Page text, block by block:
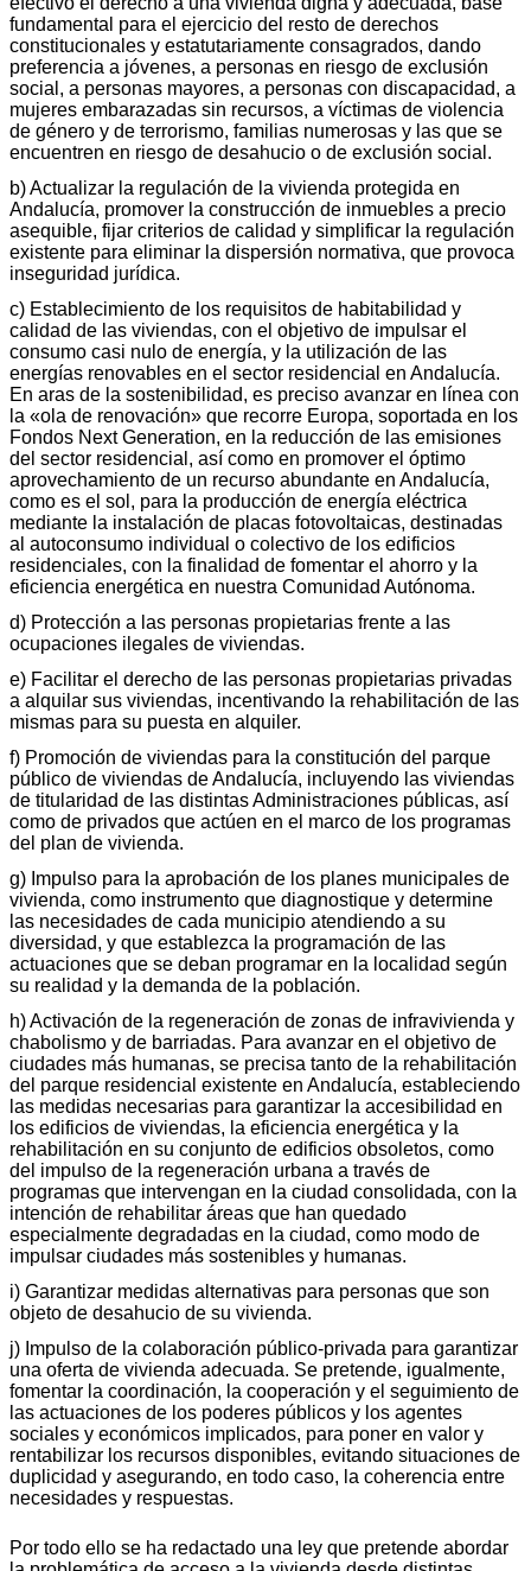
fundamental para el ejercicio del resto de derechos
constitucionales y estatutariamente consagrados, dando
preferencia a jóvenes, a personas en riesgo de exclusión
social, a personas mayores, a personas con discapacidad, a
mujeres embarazadas sin recursos, a víctimas de violencia
de género y de terrorismo, familias numerosas y las que se
encuentren en riesgo de desahucio o de exclusión social.
b) Actualizar la regulación de la vivienda protegida en
Andalucía, promover la construcción de inmuebles a precio
asequible, fijar criterios de calidad y simplificar la regulación
existente para eliminar la dispersión normativa, que provoca
inseguridad jurídica.
c) Establecimiento de los requisitos de habitabilidad y
calidad de las viviendas, con el objetivo de impulsar el
consumo casi nulo de energía, y la utilización de las
energías renovables en el sector residencial en Andalucía.
En aras de la sostenibilidad, es preciso avanzar en línea con
la «ola de renovación» que recorre Europa, soportada en los
Fondos Next Generation, en la reducción de las emisiones
del sector residencial, así como en promover el óptimo
aprovechamiento de un recurso abundante en Andalucía,
como es el sol, para la producción de energía eléctrica
mediante la instalación de placas fotovoltaicas, destinadas
al autoconsumo individual o colectivo de los edificios
residenciales, con la finalidad de fomentar el ahorro y la
eficiencia energética en nuestra Comunidad Autónoma.
d) Protección a las personas propietarias frente a las
ocupaciones ilegales de viviendas.
e) Facilitar el derecho de las personas propietarias privadas
a alquilar sus viviendas, incentivando la rehabilitación de las
mismas para su puesta en alquiler.
f) Promoción de viviendas para la constitución del parque
público de viviendas de Andalucía, incluyendo las viviendas
de titularidad de las distintas Administraciones públicas, así
como de privados que actúen en el marco de los programas
del plan de vivienda.
g) Impulso para la aprobación de los planes municipales de
vivienda, como instrumento que diagnostique y determine
las necesidades de cada municipio atendiendo a su
diversidad, y que establezca la programación de las
actuaciones que se deban programar en la localidad según
su realidad y la demanda de la población.
h) Activación de la regeneración de zonas de infravivienda y
chabolismo y de barriadas. Para avanzar en el objetivo de
ciudades más humanas, se precisa tanto de la rehabilitación
del parque residencial existente en Andalucía, estableciendo
las medidas necesarias para garantizar la accesibilidad en
los edificios de viviendas, la eficiencia energética y la
rehabilitación en su conjunto de edificios obsoletos, como
del impulso de la regeneración urbana a través de
programas que intervengan en la ciudad consolidada, con la
intención de rehabilitar áreas que han quedado
especialmente degradadas en la ciudad, como modo de
impulsar ciudades más sostenibles y humanas.
i) Garantizar medidas alternativas para personas que son
objeto de desahucio de su vivienda.
j) Impulso de la colaboración público-privada para garantizar
una oferta de vivienda adecuada. Se pretende, igualmente,
fomentar la coordinación, la cooperación y el seguimiento de
las actuaciones de los poderes públicos y los agentes
sociales y económicos implicados, para poner en valor y
rentabilizar los recursos disponibles, evitando situaciones de
duplicidad y asegurando, en todo caso, la coherencia entre
necesidades y respuestas.
Por todo ello se ha redactado una ley que pretende abordar